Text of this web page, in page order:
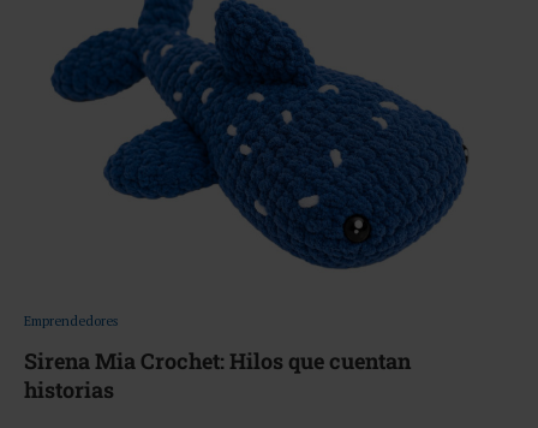
Emprendedores
Sirena Mia Crochet: Hilos que cuentan
historias